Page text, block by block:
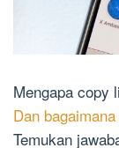
Mengapa copy
Dan
Temukan